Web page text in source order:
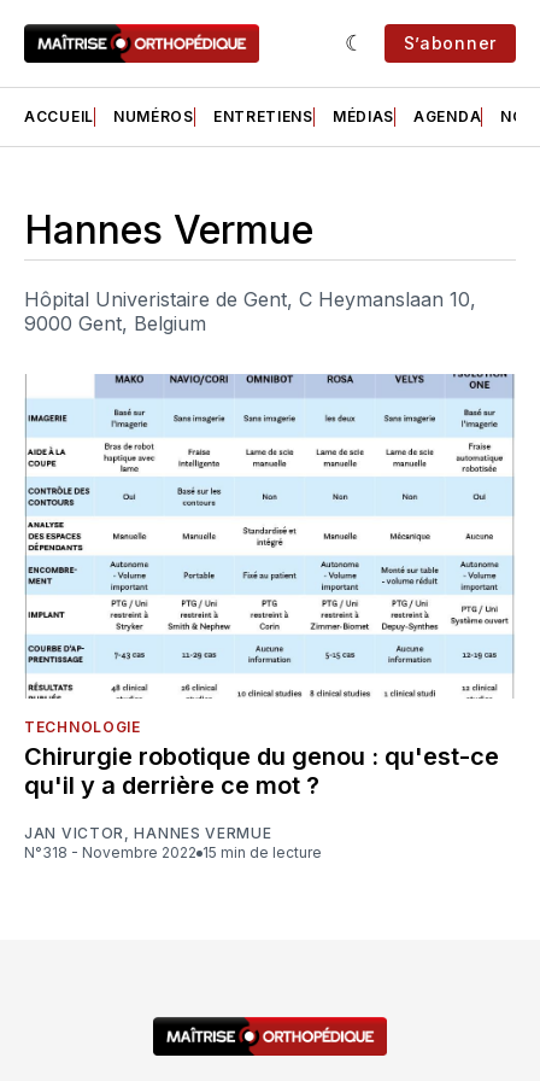
S’abonner
ACCUEIL NUMÉROS ENTRETIENS MÉDIAS AGENDA NOS
Hannes Vermue
Hôpital Univeristaire de Gent, C Heymanslaan 10,
9000 Gent, Belgium
TECHNOLOGIE
Chirurgie robotique du genou : qu'est-ce
qu'il y a derrière ce mot ?
JAN VICTOR,HANNES VERMUE
N°318 - Novembre 2022
15 min de lecture